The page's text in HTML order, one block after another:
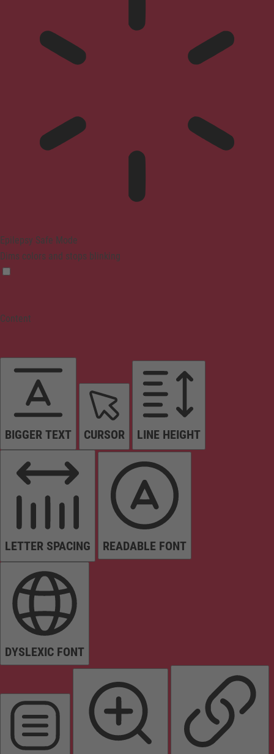
Epilepsy Safe Mode
Dims colors and stops blinking
Content
BIGGER TEXT CURSOR LINE HEIGHT
LETTER SPACING READABLE FONT
DYSLEXIC FONT